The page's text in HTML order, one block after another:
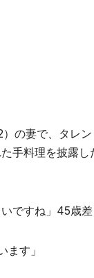
の妻で、タレ
手料理を披露
ですね」45歳
ます」